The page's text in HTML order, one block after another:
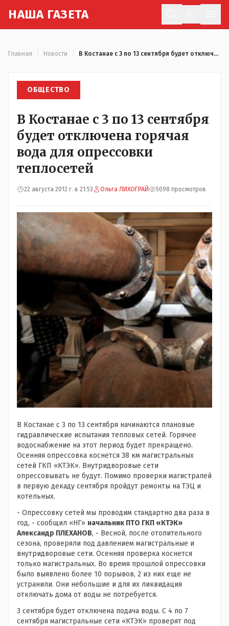
НАША ГАЗЕТА
Главная Новости В Костанае с 3 по 13 сентября будет отключена горячая вода для опрессовки теплосетей
ОБЩЕСТВО
В Костанае с 3 по 13 сентября
будет отключена горячая
вода для опрессовки
теплосетей
22 августа 2012 г. в 21:53 Ольга ЛИХОГРАЙ 5098 просмотров
В Костанае с 3 по 13 сентября начинаются плановые
гидравлические испытания тепловых сетей. Горячее
водоснабжение на этот период будет прекращено.
Осенняя опрессовка коснется 38 км магистральных
сетей ГКП «КТЭК». Внутридворовые сети
опрессовывать не будут. Помимо проверки магистралей
в первую декаду сентября пройдут ремонты на ТЭЦ и
котельных.
- Опрессовку сетей мы проводим стандартно два раза в
год, - сообщил «НГ» начальник ПТО ГКП «КТЭК»
Александр ПЛЕХАНОВ, - Весной, после отопительного
сезона, проверяли под давлением магистральные и
внутридворовые сети. Осенняя проверка коснется
только магистральных. Во время прошлой опрессовки
было выявлено более 10 порывов, 2 из них еще не
устранили. Они небольшие и для их ликвидация
отключать дома от воды не потребуется.
3 сентября будет отключена подача воды. С 4 по 7
сентября магистральные сети «КТЭК» проверят под